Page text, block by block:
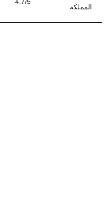
المملكة
4.7/5